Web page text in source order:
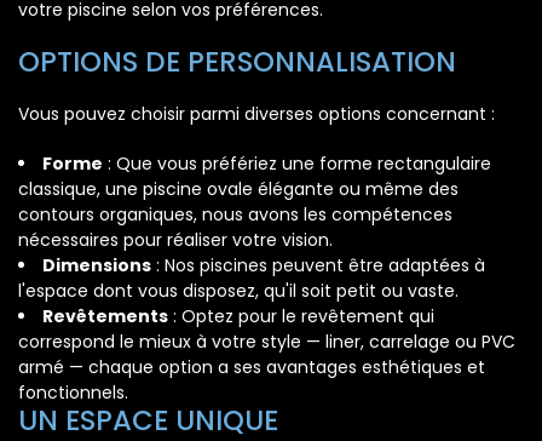
votre piscine selon vos préférences.
OPTIONS DE PERSONNALISATION
Vous pouvez choisir parmi diverses options concernant :
Forme : Que vous préfériez une forme rectangulaire
classique, une piscine ovale élégante ou même des
contours organiques, nous avons les compétences
nécessaires pour réaliser votre vision.
Dimensions : Nos piscines peuvent être adaptées à
l'espace dont vous disposez, qu'il soit petit ou vaste.
Revêtements : Optez pour le revêtement qui
correspond le mieux à votre style — liner, carrelage ou PVC
armé — chaque option a ses avantages esthétiques et
fonctionnels.
UN ESPACE UNIQUE